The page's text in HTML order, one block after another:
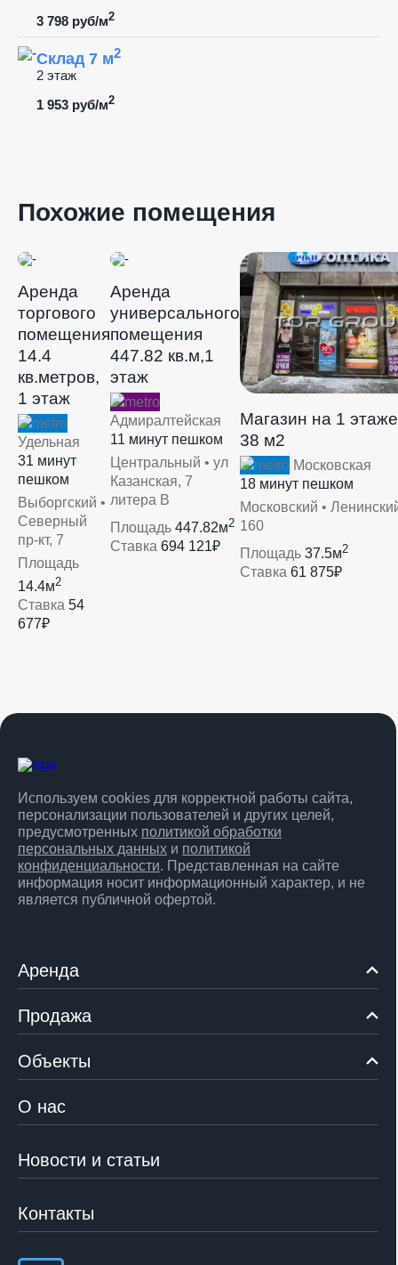
3 798 руб/м2
Склад 7 м2
2 этаж
1 953 руб/м2
Похожие помещения
Аренда
торгового
помещения
14.4
кв.метров,
1 этаж
Удельная
31 минут
пешком
Выборгский •
Северный
пр-кт, 7
Площадь
14.4м2
Ставка 54
677₽
Аренда
универсального
помещения
447.82 кв.м,1
этаж
Адмиралтейская
11 минут пешком
Центральный • ул
Казанская, 7
литера В
Площадь 447.82м2
Ставка 694 121₽
Магазин на 1
38 м2
Московская
18 минут пешком
Московский •
160
Площадь 37.5м2
Ставка 61 875₽
Используем cookies для корректной работы сайта,
персонализации пользователей и других целей,
предусмотренных политикой обработки
персональных данных и политикой
конфиденциальности. Представленная на сайте
информация носит информационный характер, и не
является публичной офертой.
Аренда
Продажа
Объекты
О нас
Новости и статьи
Контакты